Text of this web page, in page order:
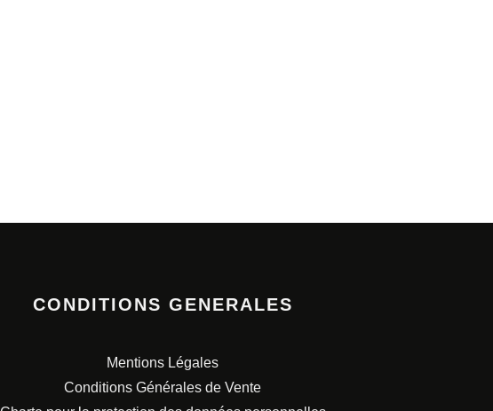
CONDITIONS GENERALES
Mentions Légales
Conditions Générales de Vente